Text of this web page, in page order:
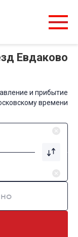
Евдаково
и прибытие
времени